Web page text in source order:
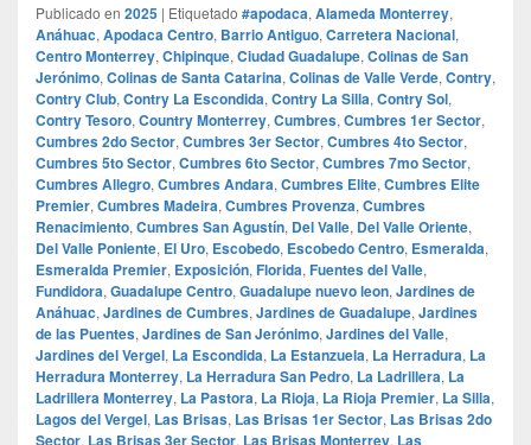
Publicado en 2025 | Etiquetado #apodaca, Alameda Monterrey,
Anáhuac, Apodaca Centro, Barrio Antiguo, Carretera Nacional,
Centro Monterrey, Chipinque, Ciudad Guadalupe, Colinas de San
Jerónimo, Colinas de Santa Catarina, Colinas de Valle Verde, Contry,
Contry Club, Contry La Escondida, Contry La Silla, Contry Sol,
Contry Tesoro, Country Monterrey, Cumbres, Cumbres 1er Sector,
Cumbres 2do Sector, Cumbres 3er Sector, Cumbres 4to Sector,
Cumbres 5to Sector, Cumbres 6to Sector, Cumbres 7mo Sector,
Cumbres Allegro, Cumbres Andara, Cumbres Elite, Cumbres Elite
Premier, Cumbres Madeira, Cumbres Provenza, Cumbres
Renacimiento, Cumbres San Agustín, Del Valle, Del Valle Oriente,
Del Valle Poniente, El Uro, Escobedo, Escobedo Centro, Esmeralda,
Esmeralda Premier, Exposición, Florida, Fuentes del Valle,
Fundidora, Guadalupe Centro, Guadalupe nuevo leon, Jardines de
Anáhuac, Jardines de Cumbres, Jardines de Guadalupe, Jardines
de las Puentes, Jardines de San Jerónimo, Jardines del Valle,
Jardines del Vergel, La Escondida, La Estanzuela, La Herradura, La
Herradura Monterrey, La Herradura San Pedro, La Ladrillera, La
Ladrillera Monterrey, La Pastora, La Rioja, La Rioja Premier, La Silla,
Lagos del Vergel, Las Brisas, Las Brisas 1er Sector, Las Brisas 2do
Sector, Las Brisas 3er Sector, Las Brisas Monterrey, Las